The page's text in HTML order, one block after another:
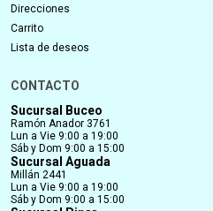
Direcciones
Carrito
Lista de deseos
CONTACTO
Sucursal Buceo
Ramón Anador 3761
Lun a Vie 9:00 a 19:00
Sáb y Dom 9:00 a 15:00
Sucursal Aguada
Millán 2441
Lun a Vie 9:00 a 19:00
Sáb y Dom 9:00 a 15:00